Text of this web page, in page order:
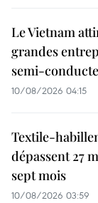
Le Vietnam
grandes
semi-
10/08/2026 04:15
Textile-
dépassent 27
sept mois
10/08/2026 03:59